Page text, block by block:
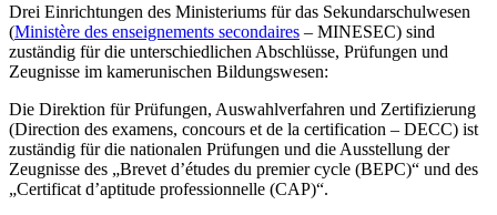
Drei Einrichtungen des Ministeriums für das Sekundarschulwesen
(Ministère des enseignements secondaires – MINESEC) sind
zuständig für die unterschiedlichen Abschlüsse, Prüfungen und
Zeugnisse im kamerunischen Bildungswesen:
Die Direktion für Prüfungen, Auswahlverfahren und Zertifizierung
(Direction des examens, concours et de la certification – DECC) ist
zuständig für die nationalen Prüfungen und die Ausstellung der
Zeugnisse des „Brevet d’études du premier cycle (BEPC)“ und des
„Certificat d’aptitude professionnelle (CAP)“.